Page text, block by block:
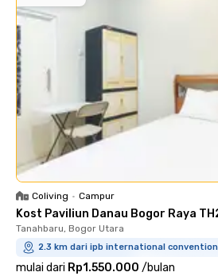
Coliving • Campur
Kost Paviliun Danau Bogor Raya
Tanahbaru, Bogor Utara
2.3 km dari ipb international
mulai dari Rp1.550.000 /bulan